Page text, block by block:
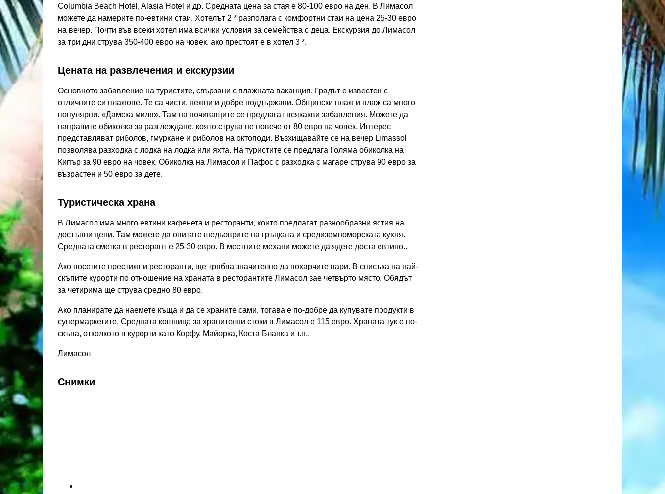
Columbia Beach Hotel, Alasia Hotel и др. Средната цена за стая е 80-100 евро на ден. В Лимасол
можете да намерите по-евтини стаи. Хотелът 2 * разполага с комфортни стаи на цена 25-30 евро
на вечер. Почти във всеки хотел има всички условия за семейства с деца. Екскурзия до Лимасол
за три дни струва 350-400 евро на човек, ако престоят е в хотел 3 *.
Цената на развлечения и екскурзии
Основното забавление на туристите, свързани с плажната ваканция. Градът е известен с
отличните си плажове. Те са чисти, нежни и добре поддържани. Общински плаж и плаж са много
популярни. «Дамска миля». Там на почиващите се предлагат всякакви забавления. Можете да
направите обиколка за разглеждане, която струва не повече от 80 евро на човек. Интерес
представляват риболов, гмуркане и риболов на октоподи. Възхищавайте се на вечер Limassol
позволява разходка с лодка на лодка или яхта. На туристите се предлага Голяма обиколка на
Кипър за 90 евро на човек. Обиколка на Лимасол и Пафос с разходка с магаре струва 90 евро за
възрастен и 50 евро за дете.
Туристическа храна
В Лимасол има много евтини кафенета и ресторанти, които предлагат разнообразни ястия на
достъпни цени. Там можете да опитате шедьоврите на гръцката и средиземноморската кухня.
Средната сметка в ресторант е 25-30 евро. В местните механи можете да ядете доста евтино..
Ако посетите престижни ресторанти, ще трябва значително да похарчите пари. В списъка на най-
скъпите курорти по отношение на храната в ресторантите Лимасол зае четвърто място. Обядът
за четирима ще струва средно 80 евро.
Ако планирате да наемете къща и да се храните сами, тогава е по-добре да купувате продукти в
супермаркетите. Средната кошница за хранителни стоки в Лимасол е 115 евро. Храната тук е по-
скъпа, отколкото в курорти като Корфу, Майорка, Коста Бланка и т.н..
Лимасол
Снимки